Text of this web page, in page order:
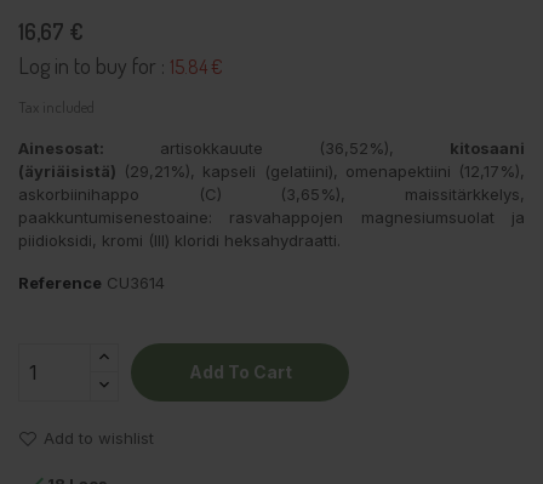
16,67 €
Log in to buy for : 15.84 €
Tax included
Ainesosat: artisokkauute (36,52%), kitosaani
(äyriäisistä) (29,21%), kapseli (gelatiini), omenapektiini (12,17%),
askorbiinihappo (C) (3,65%), maissitärkkelys,
paakkuntumisenestoaine: rasvahappojen magnesiumsuolat ja
piidioksidi, kromi (III) kloridi heksahydraatti.
Reference CU3614
Add To Cart
Add to wishlist